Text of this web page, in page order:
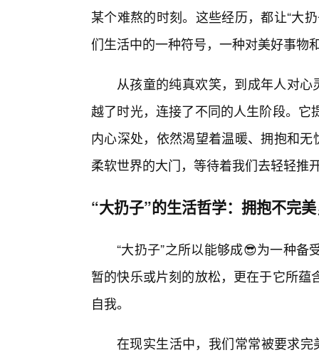
某个难熬的时刻。这些经历，都让“大
们生活中的一种符号，一种对美好事物
从孩童的纯真欢笑，到成年人对心
越了时光，连接了不同的人生阶段。
内心深处，依然渴望着温暖、拥抱和
柔软世界的大门，等待着我们去轻轻推
“大扔子”的生活哲学：拥抱不完
“大扔子”之所以能够成😎为一种
暂的快乐或片刻的放松，更在于它所
自我。
在现实生活中，我们常常被要求